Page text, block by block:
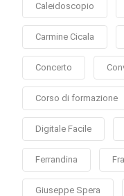
Caleidoscopio
Carmine Cicala
Concerto
Corso di formazione
Digitale Facile
Ferrandina
Giuseppe Spera